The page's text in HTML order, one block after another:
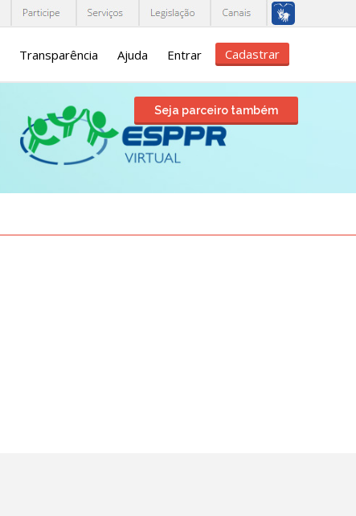
Transparência Ajuda Entrar Cadastrar
Seja parceiro também